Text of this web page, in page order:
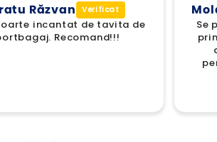
Răzvan
incantat de tavita de
Recomand!!!
Se